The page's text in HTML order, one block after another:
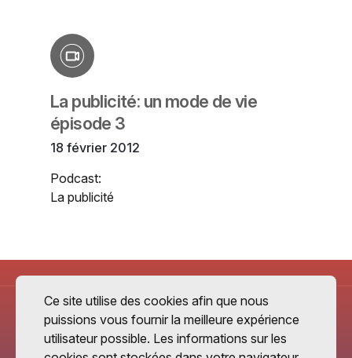
La publicité: un mode de vie
épisode 3
18 février 2012
Podcast:
La publicité
Ce site utilise des cookies afin que nous
puissions vous fournir la meilleure expérience
utilisateur possible. Les informations sur les